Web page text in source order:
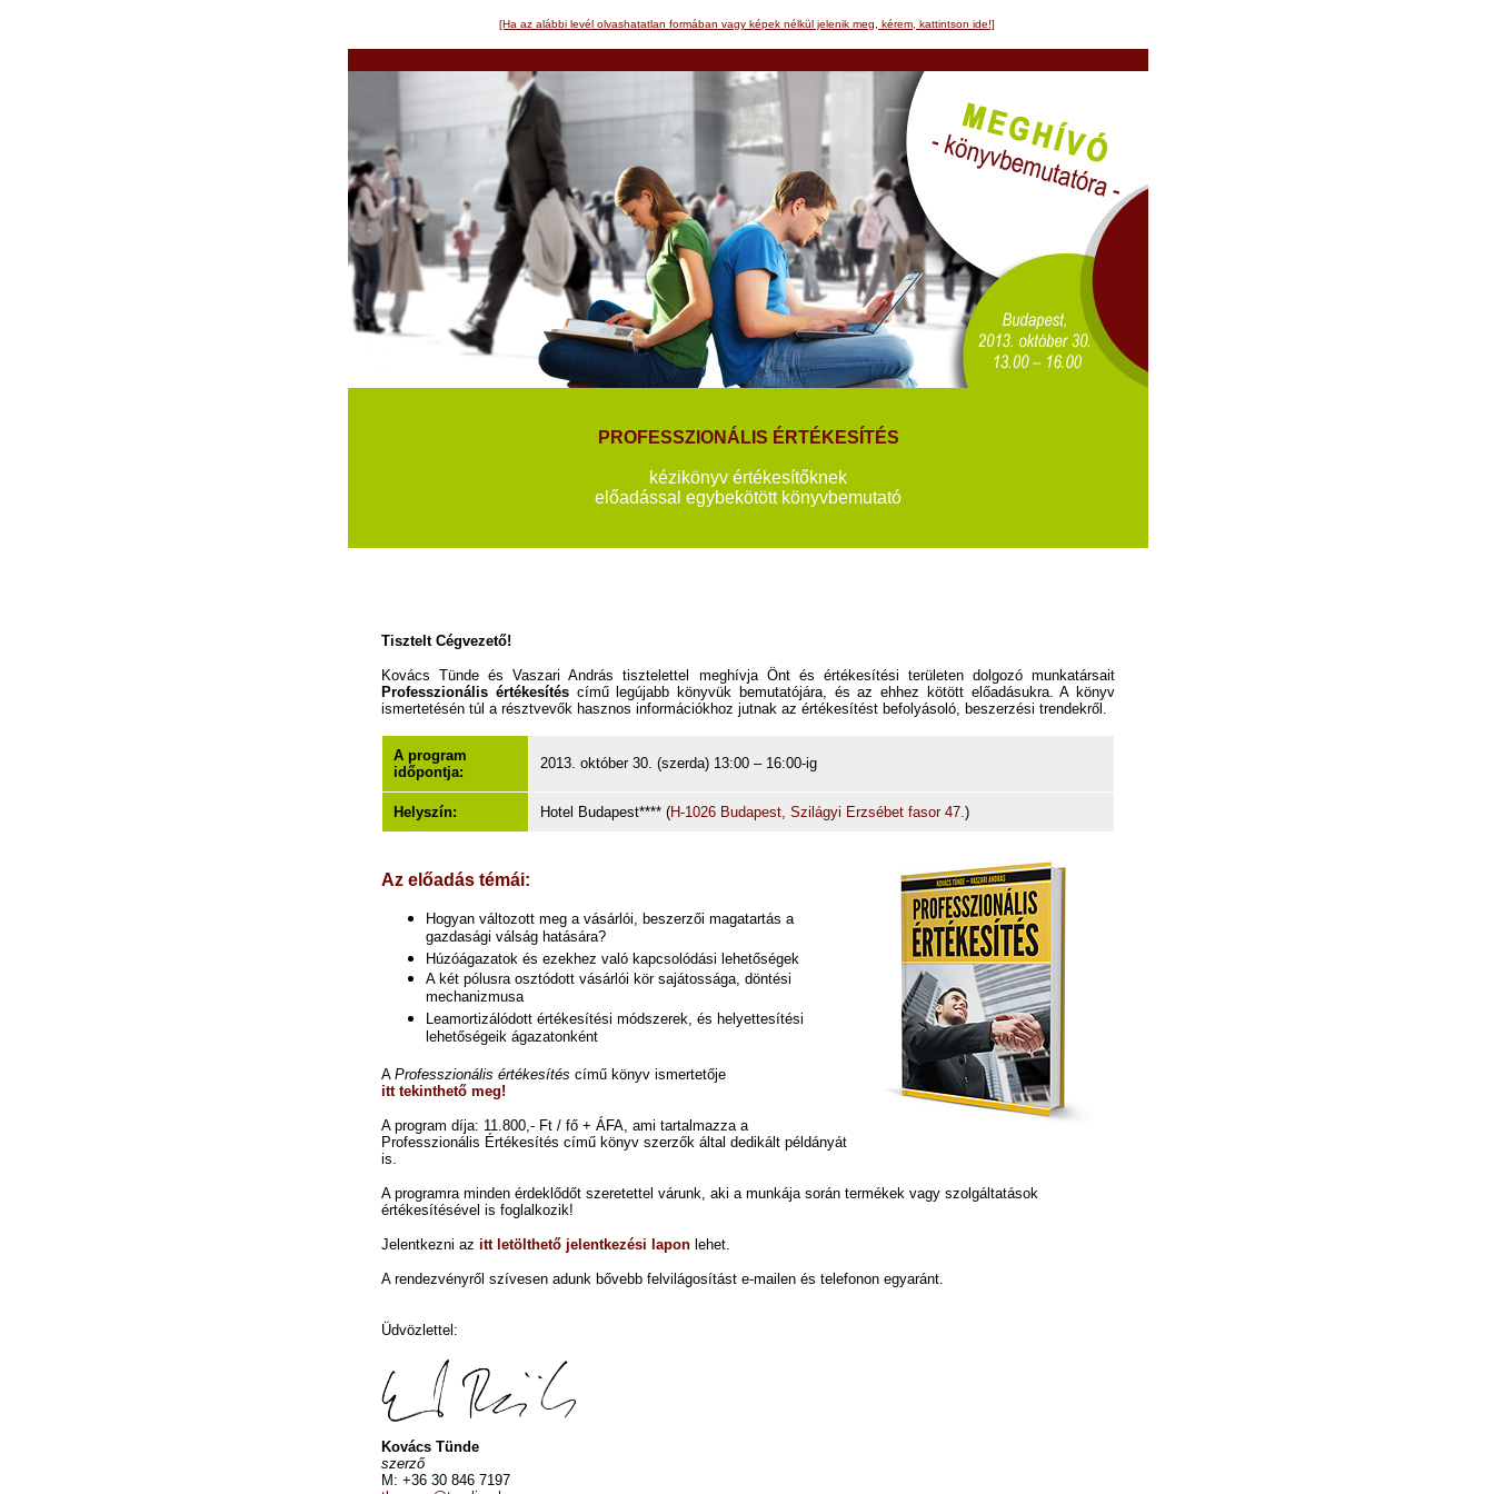
[Ha az alábbi levél olvashatatlan formában vagy képek nélkül jelenik meg, kérem, kattintson ide!]
PROFESSZIONÁLIS ÉRTÉKESÍTÉS
kézikönyv értékesítőknek
előadással egybekötött könyvbemutató
Tisztelt Cégvezető!
Kovács Tünde és Vaszari András tisztelettel meghívja Önt és értékesítési területen dolgozó munkatársait
Professzionális értékesítéscímű legújabb könyvük bemutatójára, és az ehhez kötött előadásukra. A könyv
ismertetésén túl a résztvevők hasznos információkhoz jutnak az értékesítést befolyásoló, beszerzési trendekről.
A program
időpontja:
2013. október 30. (szerda) 13:00 – 16:00-ig
Helyszín: Hotel Budapest**** (H-1026 Budapest, Szilágyi Erzsébet fasor 47.)
Az előadás témái:
Hogyan változott meg a vásárlói, beszerzői magatartás a
gazdasági válság hatására?
Húzóágazatok és ezekhez való kapcsolódási lehetőségek
A két pólusra osztódott vásárlói kör sajátossága, döntési
mechanizmusa
Leamortizálódott értékesítési módszerek, és helyettesítési
lehetőségeik ágazatonként
A Professzionális értékesítés című könyv ismertetője
itt tekinthető meg!
A program díja: 11.800,- Ft / fő + ÁFA, ami tartalmazza a
Professzionális Értékesítés című könyv szerzők által dedikált példányát
is.
A programra minden érdeklődőt szeretettel várunk, aki a munkája során termékek vagy szolgáltatások
értékesítésével is foglalkozik!
Jelentkezni az itt letölthető jelentkezési lapon lehet.
A rendezvényről szívesen adunk bővebb felvilágosítást e-mailen és telefonon egyaránt.
Üdvözlettel:
Kovács Tünde
szerző
M: +36 30 846 7197